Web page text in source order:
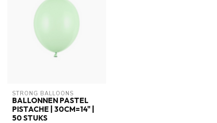
STRONG BALLOONS
BALLONNEN PASTEL
PISTACHE | 30CM=14" |
50 STUKS